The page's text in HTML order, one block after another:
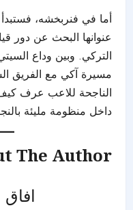
أما في فنربخشه، فستبدأ
عنوانها البحث عن دور
التركي. وبين وداع
مسيرة آكي مع الفريق
الناجحة للاعب عرف كيف
داخل منظومة مليئة
The Author
افاق